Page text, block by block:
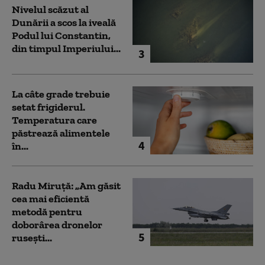
3
Nivelul scăzut al
Dunării a scos la iveală
Podul lui Constantin,
din timpul Imperiului...
4
La câte grade trebuie
setat frigiderul.
Temperatura care
păstrează alimentele
în...
5
Radu Miruță: „Am găsit
cea mai eficientă
metodă pentru
doborârea dronelor
rusești...